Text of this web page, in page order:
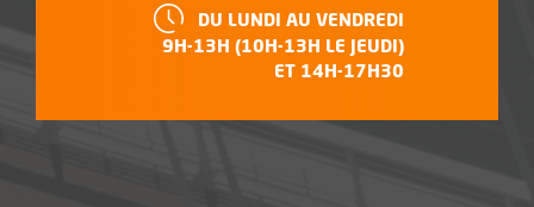
HORAIRES :
DU LUNDI AU VENDREDI
9H-13H (10H-13H LE JEUDI)
ET 14H-17H30